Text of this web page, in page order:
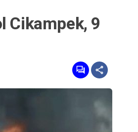
Cikampek, 9